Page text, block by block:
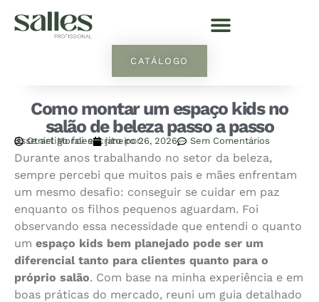
CATÁLOGO
Como montar um espaço kids no
salão de beleza passo a passo
Esse artigo foi escrito por:
Otniel Morales janeiro 26, 2026 Sem Comentários
Durante anos trabalhando no setor da beleza,
sempre percebi que muitos pais e mães enfrentam
um mesmo desafio: conseguir se cuidar em paz
enquanto os filhos pequenos aguardam. Foi
observando essa necessidade que entendi o quanto
um espaço kids bem planejado pode ser um
diferencial tanto para clientes quanto para o
próprio salão. Com base na minha experiência e em
boas práticas do mercado, reuni um guia detalhado